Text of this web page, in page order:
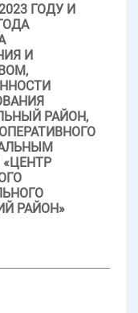
ГОДУ И
И
РАЙОН,
РАЙОН»